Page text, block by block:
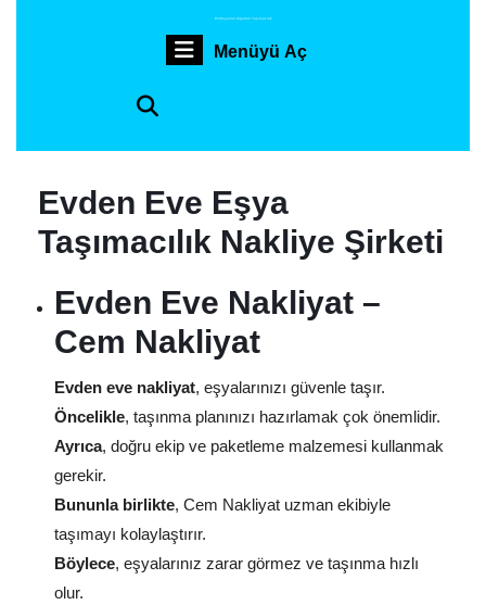
Profesyonel Sigortalı Taşımacılık
Menüyü AçMenüyü
Evden Eve Eşya
Taşımacılık Nakliye Şirketi
Evden Eve Nakliyat –
Cem Nakliyat
Evden eve nakliyat, eşyalarınızı güvenle taşır.
Öncelikle, taşınma planınızı hazırlamak çok önemlidir.
Ayrıca, doğru ekip ve paketleme malzemesi kullanmak
gerekir.
Bununla birlikte, Cem Nakliyat uzman ekibiyle
taşımayı kolaylaştırır.
Böylece, eşyalarınız zarar görmez ve taşınma hızlı
olur.